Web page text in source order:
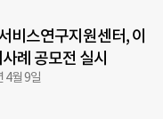
비스연구지원센터, 이
례 공모전 실시
4월 9일